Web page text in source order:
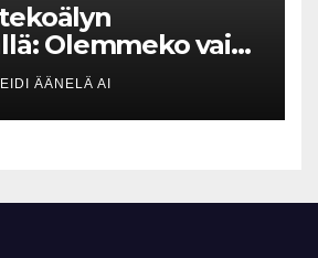
Olemmeko vain
vai
gigatehtaan?
ÄÄNELÄ AI